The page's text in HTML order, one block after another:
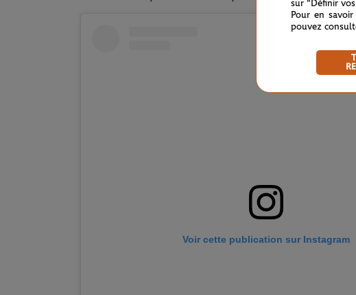
Voir cette publication sur Instagram
sur "Définir
Pour en
pouvez